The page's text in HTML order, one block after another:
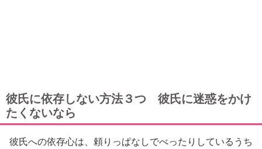
彼氏に依存しない方法３つ 彼氏に迷惑をかけ
たくないなら
彼氏への依存心は、頼りっぱなしでべったりしているうち